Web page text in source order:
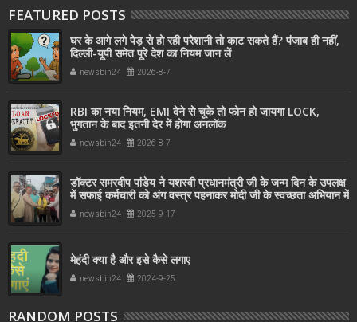
FEATURED POSTS
घर के आगे लगे पेड़ से हो रही परेशानी तो काट सकते हैं? पंजाब ही नहीं,
दिल्‍ली-यूपी समेत पूरे देश का नियम जान लें
newsbin24 2026-8-7
RBI का नया नियम, EMI देने से चूके तो फोन हो जायगा LOCK,
भुगतान के बाद इतनी देर में होगा अनलॉक
newsbin24 2026-8-7
डॉक्टर समरदीप पांडेय ने यशस्वी प्रधानमंत्री जी के जन्म दिन के उपलक्ष
में सफाई कर्मचारी को अंग वस्त्र पहनाकर मोदी जी के स्वच्छता अभियान में
सहयोग किया
newsbin24 2025-9-17
मेहंदी क्या है और इसे कैसे लगाए
newsbin24 2024-9-25
RANDOM POSTS